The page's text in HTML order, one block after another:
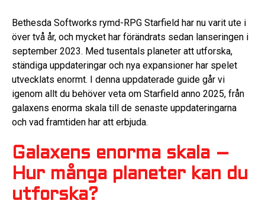
Bethesda Softworks rymd-RPG Starfield har nu varit ute i
över två år, och mycket har förändrats sedan lanseringen i
september 2023. Med tusentals planeter att utforska,
ständiga uppdateringar och nya expansioner har spelet
utvecklats enormt. I denna uppdaterade guide går vi
igenom allt du behöver veta om Starfield anno 2025, från
galaxens enorma skala till de senaste uppdateringarna
och vad framtiden har att erbjuda.
Galaxens enorma skala –
Hur många planeter kan du
utforska?